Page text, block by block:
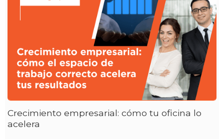
Crecimiento empresarial: cómo tu oficina lo
acelera